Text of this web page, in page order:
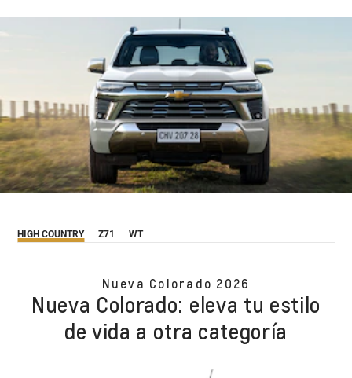
HIGH COUNTRY Z71 WT
Nueva Colorado 2026
Nueva Colorado: eleva tu estilo
de vida a otra categoría